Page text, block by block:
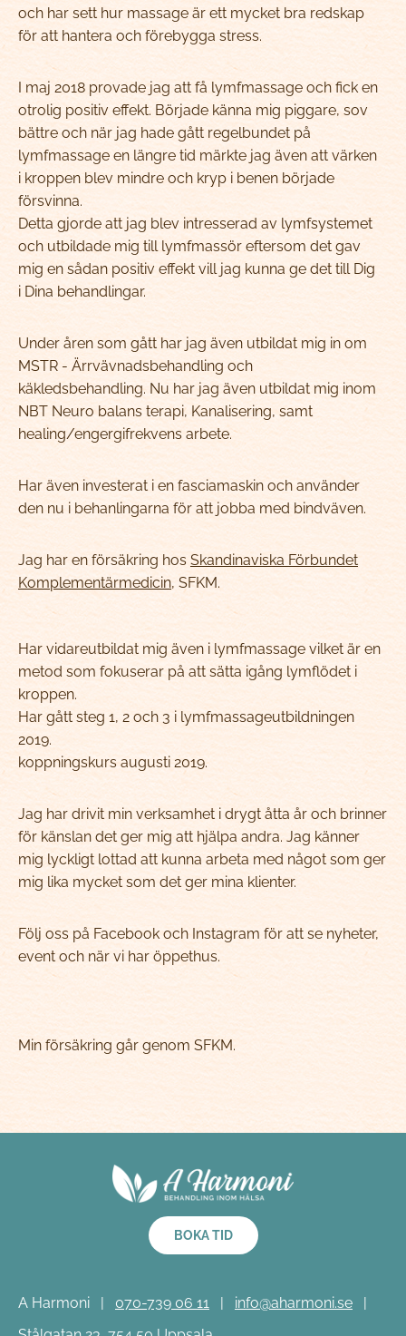
och har sett hur massage är ett mycket bra redskap
för att hantera och förebygga stress.
I maj 2018 provade jag att få lymfmassage och fick en
otrolig positiv effekt. Började känna mig piggare, sov
bättre och när jag hade gått regelbundet på
lymfmassage en längre tid märkte jag även att värken
i kroppen blev mindre och kryp i benen började
försvinna.
Detta gjorde att jag blev intresserad av lymfsystemet
och utbildade mig till lymfmassör eftersom det gav
mig en sådan positiv effekt vill jag kunna ge det till Dig
i Dina behandlingar.
Under åren som gått har jag även utbildat mig in om
MSTR - Ärrvävnadsbehandling och
käkledsbehandling. Nu har jag även utbildat mig inom
NBT Neuro balans terapi, Kanalisering, samt
healing/engergifrekvens arbete.
Har även investerat i en fasciamaskin och använder
den nu i behanlingarna för att jobba med bindväven.
Jag har en försäkring hos Skandinaviska Förbundet
Komplementärmedicin, SFKM.
Har vidareutbildat mig även i lymfmassage vilket är en
metod som fokuserar på att sätta igång lymflödet i
kroppen.
Har gått steg 1, 2 och 3 i lymfmassageutbildningen
2019.
koppningskurs augusti 2019.
Jag har drivit min verksamhet i drygt åtta år och brinner
för känslan det ger mig att hjälpa andra. Jag känner
mig lyckligt lottad att kunna arbeta med något som ger
mig lika mycket som det ger mina klienter.
Följ oss på Facebook och Instagram för att se nyheter,
event och när vi har öppethus.
Min försäkring går genom SFKM.
BOKA TID
A Harmoni | 070-739 06 11 | info@aharmoni.se |